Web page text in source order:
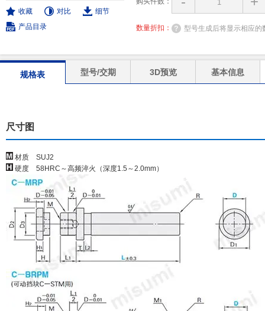
收藏 对比
细节
产品目录
数量折扣： 型号生成后将显示相应的
规格表 型号/交期 3D预览 基本信息
尺寸图
材质 SUJ2
硬度 58HRC～高频淬火（深度1.5～2.0mm）